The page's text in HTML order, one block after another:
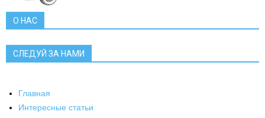
О НАС
СЛЕДУЙ ЗА НАМИ
Главная
Интересные статьи